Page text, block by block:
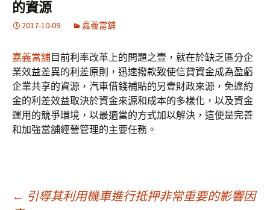
的資源
2017-10-09 嘉義當舖
嘉義當舖目前利率改革上的問題之壹，就在於缺乏區分企
業效益差異的利差原則，迅速撥款致使信貸資金成為盈虧
企業共享的資源，汽車借錢補貼的另壹財政來源，免違約
金的利差效益取決於資金來源和成本的多樣化，以及資金
運用的競爭環境，以最適當的方式加以解決，這便是完善
和加強當舖經營管理的主要任務。
← 引導其利用機車進行抵押非常重要的影響因